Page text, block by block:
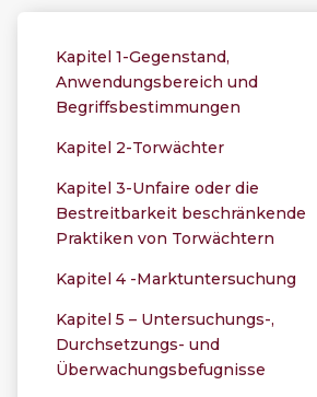
Kapitel 1-Gegenstand,
Anwendungsbereich und
Begriffsbestimmungen
Kapitel 2-Torwächter
Kapitel 3-Unfaire oder die
Bestreitbarkeit beschränkende
Praktiken von Torwächtern
Kapitel 4 -Marktuntersuchung
Kapitel 5 – Untersuchungs-,
Durchsetzungs- und
Überwachungsbefugnisse